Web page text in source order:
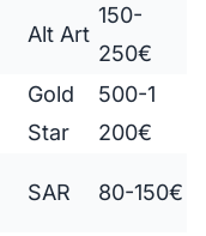
Alt Art
150-
250€
Gold
Star
500-1
200€
SAR 80-150€